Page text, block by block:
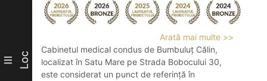
III Loc
Arată mai multe >>
Cabinetul medical condus de Bumbuluț Călin,
localizat în Satu Mare pe Strada Bobocului 30,
este considerat un punct de referință în